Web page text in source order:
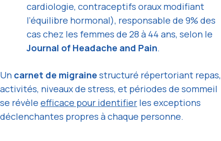
cardiologie, contraceptifs oraux modifiant
l’équilibre hormonal), responsable de 9% des
cas chez les femmes de 28 à 44 ans, selon le
Journal of Headache and Pain.
Un carnet de migraine structuré répertoriant repas,
activités, niveaux de stress, et périodes de sommeil
se révèle efficace pour identifier les exceptions
déclenchantes propres à chaque personne.